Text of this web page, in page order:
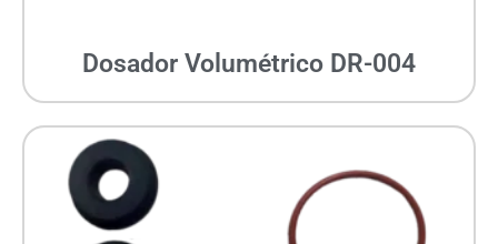
Dosador Volumétrico DR-004